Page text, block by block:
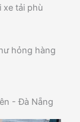
xe tải phù
hỏng hàng
- Đà Nẵng